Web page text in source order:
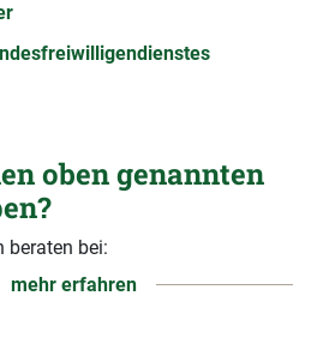
oben genannten
beraten bei:
erfahren
mehr erfahren